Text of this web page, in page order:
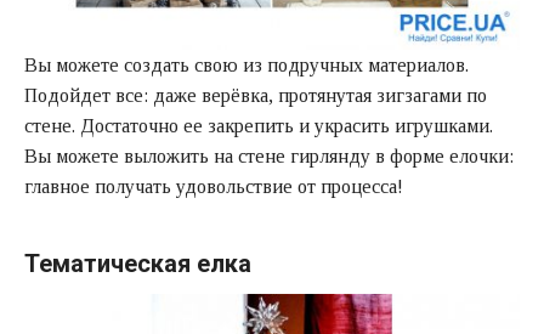
Вы можете создать свою из подручных материалов.
Подойдет все: даже верёвка, протянутая зигзагами по
стене. Достаточно ее закрепить и украсить игрушками.
Вы можете выложить на стене гирлянду в форме елочки:
главное получать удовольствие от процесса!
Тематическая елка